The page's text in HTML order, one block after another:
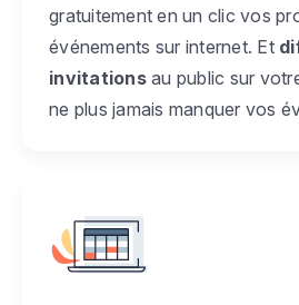
gratuitement en un clic vos
événements sur internet. Et
invitationsau public sur
ne plus jamais manquer vos